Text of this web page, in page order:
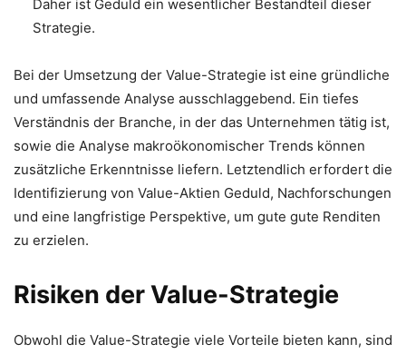
Daher ist Geduld ein wesentlicher Bestandteil dieser
Strategie.
Bei der Umsetzung der Value-Strategie ist eine gründliche
und umfassende Analyse ausschlaggebend. Ein tiefes
Verständnis der Branche, in der das Unternehmen tätig ist,
sowie die Analyse makroökonomischer Trends können
zusätzliche Erkenntnisse liefern. Letztendlich erfordert die
Identifizierung von Value-Aktien Geduld, Nachforschungen
und eine langfristige Perspektive, um gute gute Renditen
zu erzielen.
Risiken der Value-Strategie
Obwohl die Value-Strategie viele Vorteile bieten kann, sind